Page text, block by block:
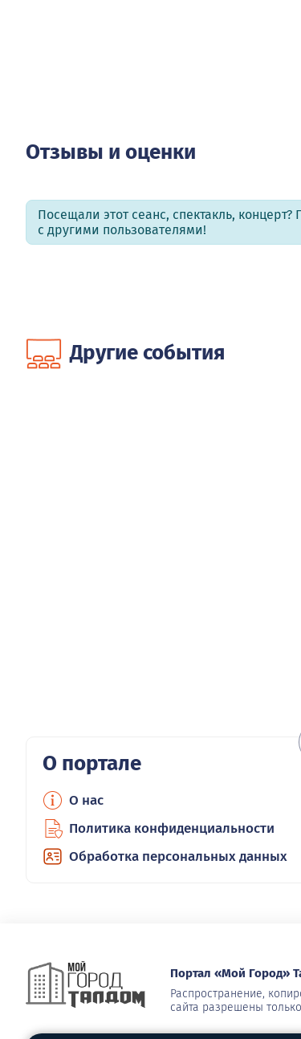
Отзывы и оценки
Посещали этот сеанс, спектакль,
с другими пользователями!
Другие события
О портале
О нас
Политика конфиденциальности
Обработка персональных данных
Портал «Мой Город»
Распространение,
сайта разрешены